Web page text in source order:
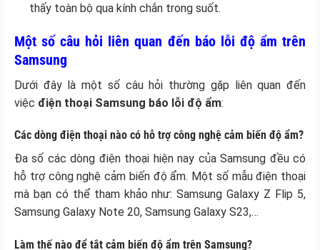
thấy toàn bộ qua kính chắn trong suốt.
Một số câu hỏi liên quan đến báo lỗi độ ẩm trên
Samsung
Dưới đây là một số câu hỏi thường gặp liên quan đến
việc điện thoại Samsung báo lỗi độ ẩm:
Các dòng điện thoại nào có hỗ trợ công nghệ cảm biến độ ẩm?
Đa số các dòng điện thoại hiện nay của Samsung đều có
hỗ trợ công nghệ cảm biến độ ẩm. Một số mẫu điện thoại
mà bạn có thể tham khảo như: Samsung Galaxy Z Flip 5,
Samsung Galaxy Note 20, Samsung Galaxy S23,…
Làm thế nào để tắt cảm biến độ ẩm trên Samsung?